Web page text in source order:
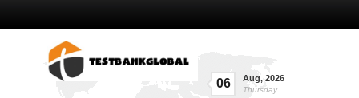
06 Aug, 2026
Thursday